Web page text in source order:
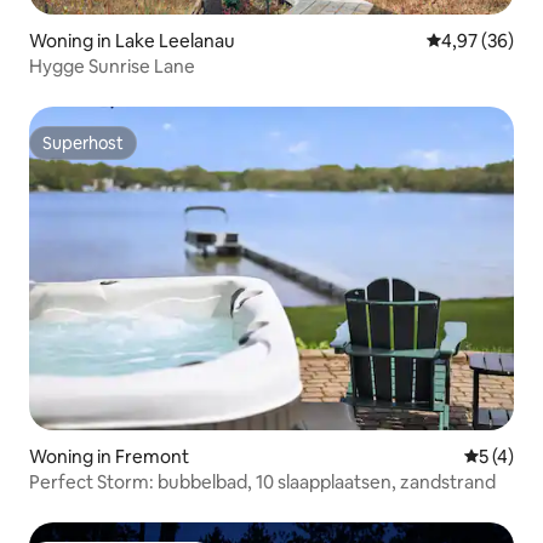
Woning in Lake Leelanau Gemiddelde
4,97 (36)
Hygge Sunrise Lane
Superhost
Superhost
Woning in Fremont
5 (4)
Perfect Storm: bubbelbad, 10 slaapplaatsen, zandstrand